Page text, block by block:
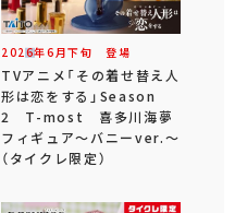
2026年6 月下旬 登場
TVアニメ「その着せ替え人
形は恋をする」Season
2 T-most 喜多川海夢
フィギュア～バニーver.～
（タイクレ限定）